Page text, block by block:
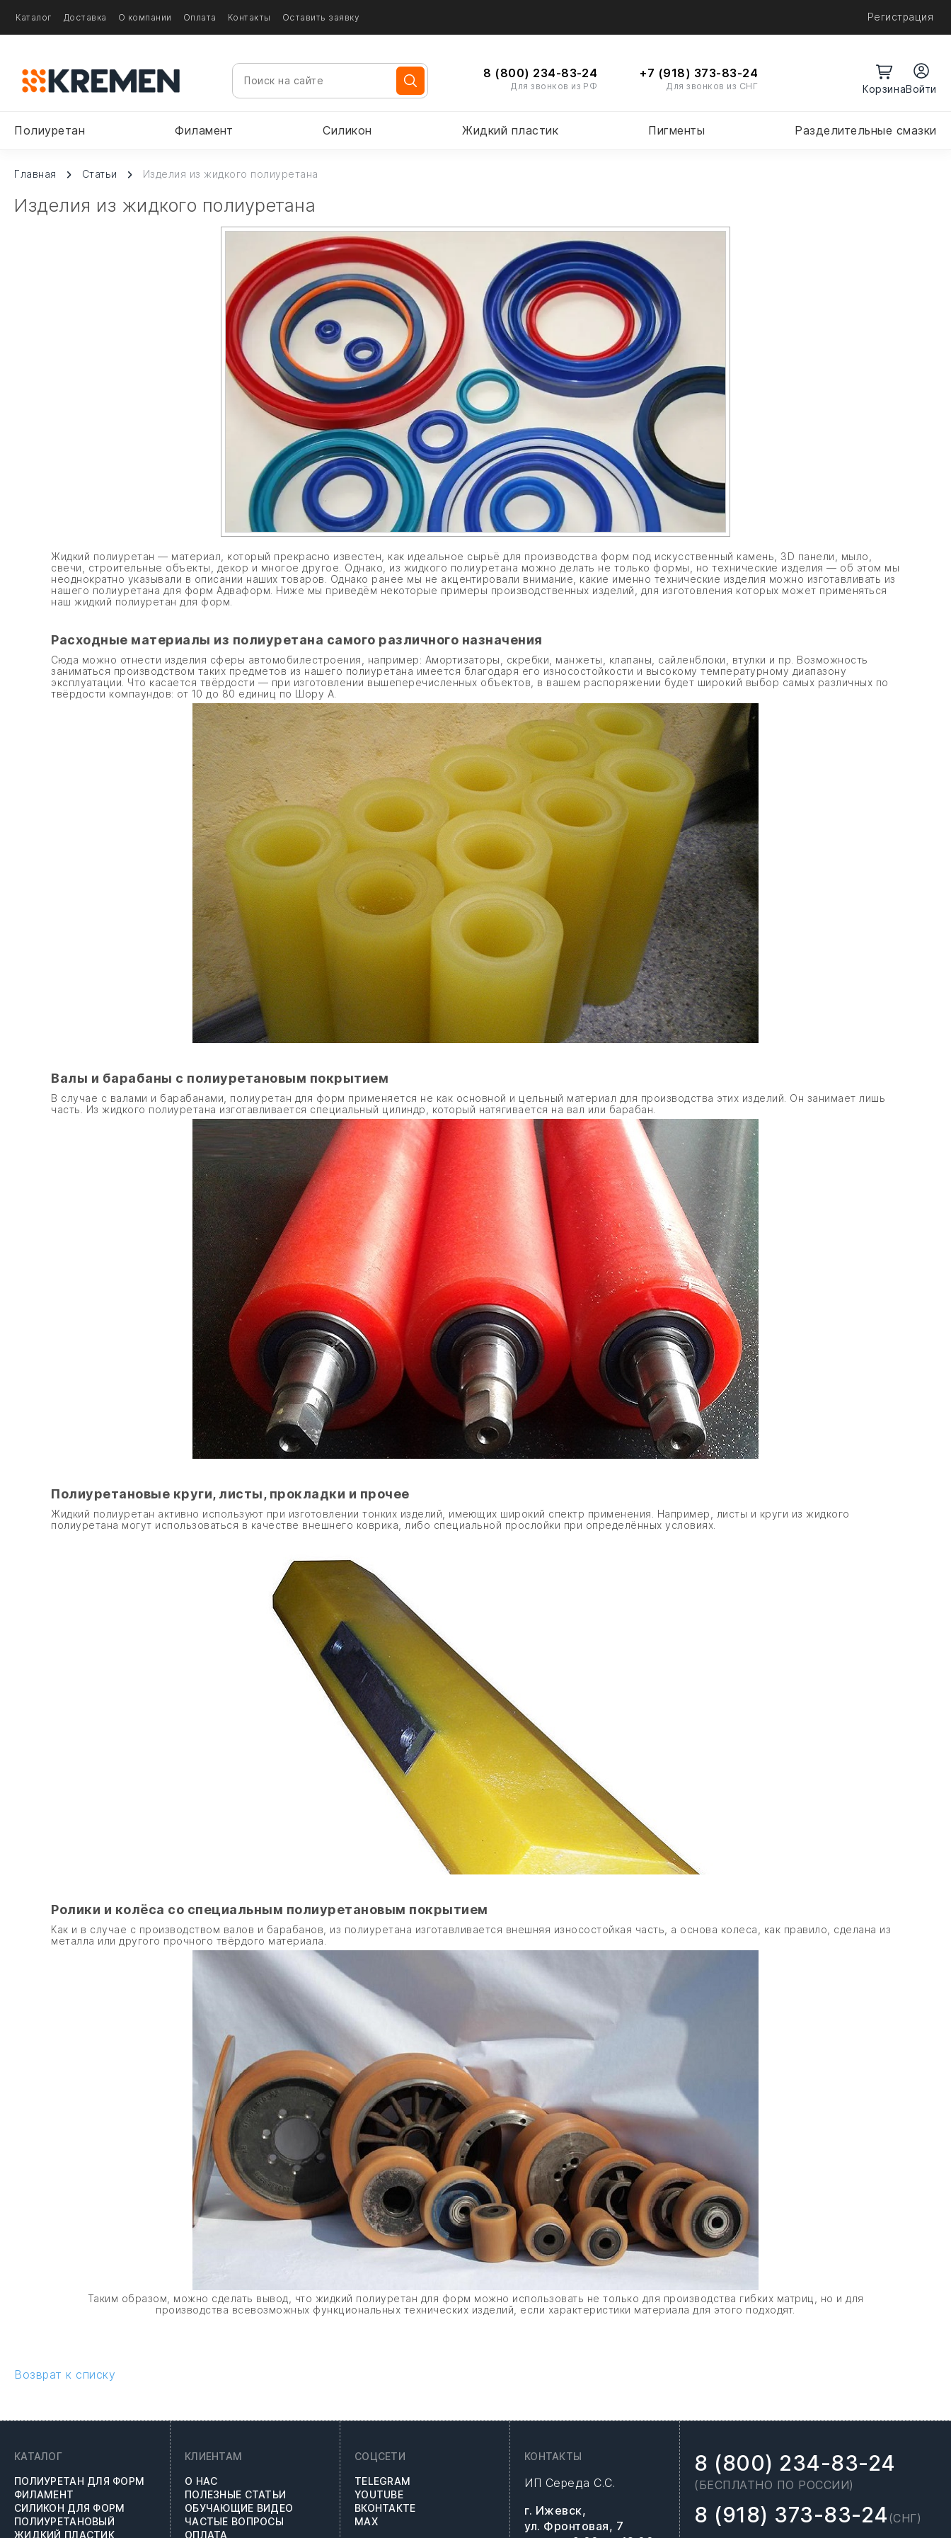
Каталог Доставка О компании Оплата Контакты Оставить заявку Регистрация
8 (800) 234-83-24
Для звонков из РФ
+7 (918) 373-83-24
Для звонков из СНГ Войти
Полиуретан Филамент Силикон Жидкий пластик Пигменты Разделительные смазки
Главная Статьи Изделия из жидкого полиуретана
Изделия из жидкого полиуретана
Жидкий полиуретан — материал, который прекрасно известен, как идеальное сырьё для производства форм под искусственный камень, 3D панели, мыло,
свечи, строительные объекты, декор и многое другое. Однако, из жидкого полиуретана можно делать не только формы, но технические изделия — об этом мы
неоднократно указывали в описании наших товаров. Однако ранее мы не акцентировали внимание, какие именно технические изделия можно изготавливать из
нашего полиуретана для форм Адваформ. Ниже мы приведём некоторые примеры производственных изделий, для изготовления которых может применяться
наш жидкий полиуретан для форм.
Расходные материалы из полиуретана самого различного назначения
Сюда можно отнести изделия сферы автомобилестроения, например: Амортизаторы, скребки, манжеты, клапаны, сайленблоки, втулки и пр. Возможность
заниматься производством таких предметов из нашего полиуретана имеется благодаря его износостойкости и высокому температурному диапазону
эксплуатации. Что касается твёрдости — при изготовлении вышеперечисленных объектов, в вашем распоряжении будет широкий выбор самых различных по
твёрдости компаундов: от 10 до 80 единиц по Шору А.
Валы и барабаны с полиуретановым покрытием
В случае с валами и барабанами, полиуретан для форм применяется не как основной и цельный материал для производства этих изделий. Он занимает лишь
часть. Из жидкого полиуретана изготавливается специальный цилиндр, который натягивается на вал или барабан.
Полиуретановые круги, листы, прокладки и прочее
Жидкий полиуретан активно используют при изготовлении тонких изделий, имеющих широкий спектр применения. Например, листы и круги из жидкого
полиуретана могут использоваться в качестве внешнего коврика, либо специальной прослойки при определённых условиях.
Ролики и колёса со специальным полиуретановым покрытием
Как и в случае с производством валов и барабанов, из полиуретана изготавливается внешняя износостойкая часть, а основа колеса, как правило, сделана из
металла или другого прочного твёрдого материала.
Таким образом, можно сделать вывод, что жидкий полиуретан для форм можно использовать не только для производства гибких матриц, но и для
производства всевозможных функциональных технических изделий, если характеристики материала для этого подходят.
Возврат к списку
КАТАЛОГ
ПОЛИУРЕТАН ДЛЯ ФОРМ
ФИЛАМЕНТ
СИЛИКОН ДЛЯ ФОРМ
ПОЛИУРЕТАНОВЫЙ
ЖИДКИЙ ПЛАСТИК
КЛИЕНТАМ
О НАС
ПОЛЕЗНЫЕ СТАТЬИ
ОБУЧАЮЩИЕ ВИДЕО
ЧАСТЫЕ ВОПРОСЫ
ОПЛАТА
СОЦСЕТИ
TELEGRAM
YOUTUBE
ВКОНТАКТЕ
MAX
КОНТАКТЫ
ИП Середа С.С.
г. Ижевск,
ул. Фронтовая, 7
8 (800) 234-83-24
(БЕСПЛАТНО ПО РОССИИ)
8 (918) 373-83-24 (СНГ)